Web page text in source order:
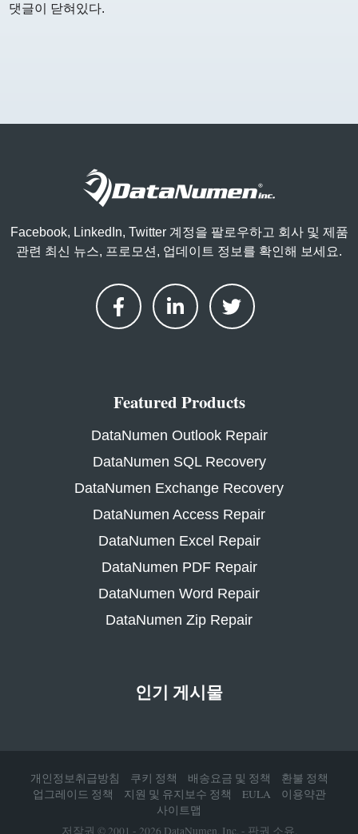
댓글이 닫혀있다.
Facebook, LinkedIn, Twitter 계정을 팔로우하고 회사 및 제품
관련 최신 뉴스, 프로모션, 업데이트 정보를 확인해 보세요.
Featured Products
DataNumen Outlook Repair
DataNumen SQL Recovery
DataNumen Exchange Recovery
DataNumen Access Repair
DataNumen Excel Repair
DataNumen PDF Repair
DataNumen Word Repair
DataNumen Zip Repair
인기 게시물
개인정보취급방침 쿠키 정책 배송요금 및 정책
환불 정책
업그레이드 정책
지원 및 유지보수 정책 EULA
이용약관
사이트맵